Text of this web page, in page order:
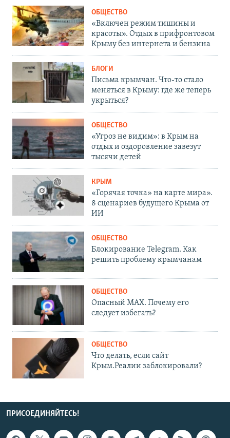
ОБЩЕСТВО
«Включен режим тишины и
красоты». Отдых в прифронтовом
Крыму без интернета и бензина
БЛОГИ
Письма крымчан. Что-то стало
меняться в Крыму: где же теперь
укрыться?
ОБЩЕСТВО
«Угроз не видим»: в Крым на
отдых и оздоровление завезут
тысячи детей
КРЫМ
«Горячая точка» на карте мира».
8 сценариев будущего Крыма от
ИИ
ОБЩЕСТВО
Блокирование Telegram. Как
решить проблему крымчанам
ОБЩЕСТВО
Опасный MAX. Почему его
следует избегать?
ОБЩЕСТВО
Что делать, если сайт
Крым.Реалии заблокировали?
ПРИСОЕДИНЯЙТЕСЬ!